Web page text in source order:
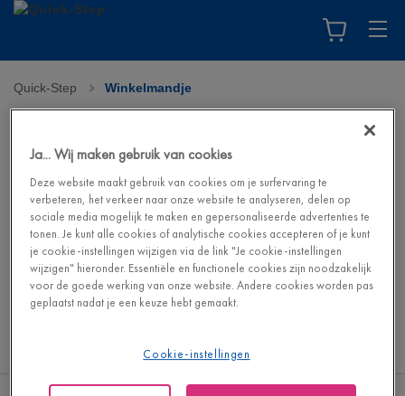
Quick-Step > Winkelmandje
Je winkelmandje is leeg. Ga naar de webshop om je droomvloer
en de bijbehorende accessoires te vinden.
Ga naar de webshop
Ja... Wij maken gebruik van cookies
Deze website maakt gebruik van cookies om je surfervaring te
verbeteren, het verkeer naar onze website te analyseren, delen op
sociale media mogelijk te maken en gepersonaliseerde advertenties te
tonen. Je kunt alle cookies of analytische cookies accepteren of je kunt
je cookie-instellingen wijzigen via de link "Je cookie-instellingen
wijzigen" hieronder. Essentiële en functionele cookies zijn noodzakelijk
voor de goede werking van onze website. Andere cookies worden pas
geplaatst nadat je een keuze hebt gemaakt.
Cookie-instellingen